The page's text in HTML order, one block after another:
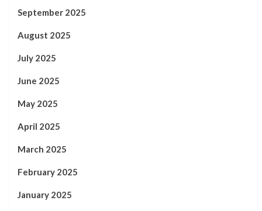
September 2025
August 2025
July 2025
June 2025
May 2025
April 2025
March 2025
February 2025
January 2025